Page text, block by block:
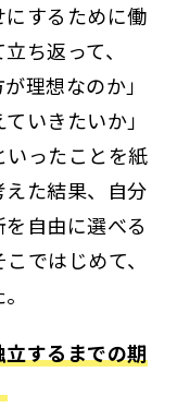
するために働
ち返って、
理想なのか」
いきたいか」
いったことを紙
た結果、自分
自由に選べる
ではじめて、
するまでの期